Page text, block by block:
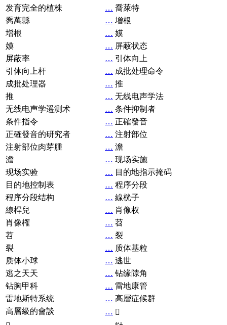
发育完全的植株
… 喬萊特
喬萬縣
… 增根
增根
… 嫫
嫫
… 屏蔽状态
屏蔽率
… 引体向上
引体向上杆
… 成批处理命令
成批处理器
… 推
推
… 无线电声学法
无线电声学遥测术
… 条件抑制者
条件指令
… 正確發音
正確發音的研究者
… 注射部位
注射部位肉芽腫
… 澹
澹
… 现场实施
现场实验
… 目的地指示掩码
目的地控制表
… 程序分段
程序分段结构
… 線桄子
線桿兒
… 肖像权
肖像権
… 苕
苕
… 裂
裂
… 质体基粒
质体小球
… 逃世
逃之天天
… 钻缘隙角
钻胸甲科
… 雷地康管
雷地斯特系统
… 高層症候群
高層級的會談
… 𧘞